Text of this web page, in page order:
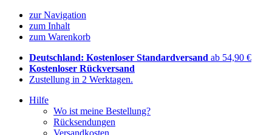
zur Navigation
zum Inhalt
zum Warenkorb
Deutschland: Kostenloser Standardversand ab 54,90 €
Kostenloser Rückversand
Zustellung in 2 Werktagen.
Hilfe
Wo ist meine Bestellung?
Rücksendungen
Versandkosten